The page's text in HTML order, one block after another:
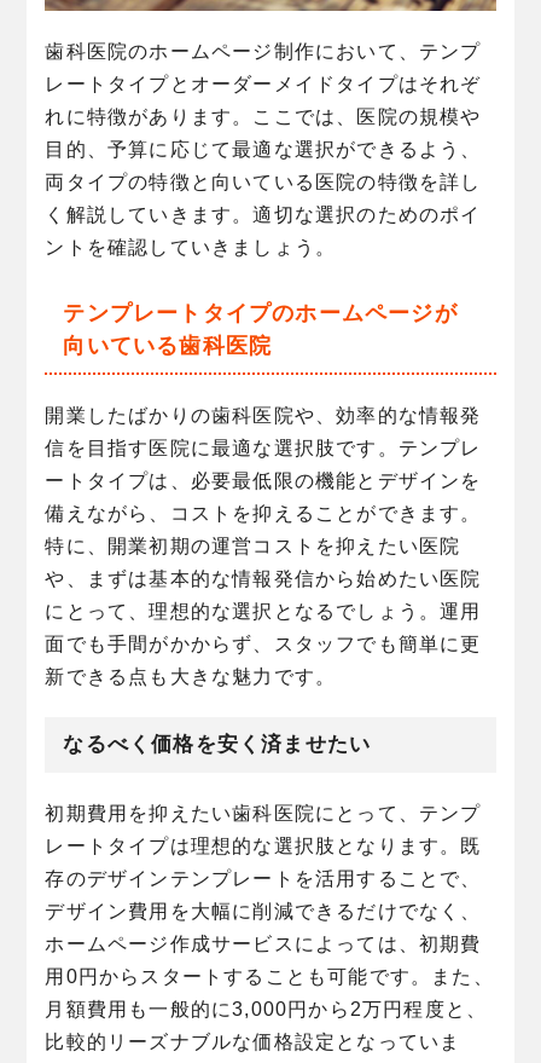
歯科医院のホームページ制作において、テンプ
レートタイプとオーダーメイドタイプはそれぞ
れに特徴があります。ここでは、医院の規模や
目的、予算に応じて最適な選択ができるよう、
両タイプの特徴と向いている医院の特徴を詳し
く解説していきます。適切な選択のためのポイ
ントを確認していきましょう。
テンプレートタイプのホームページが
向いている歯科医院
開業したばかりの歯科医院や、効率的な情報発
信を目指す医院に最適な選択肢です。テンプレ
ートタイプは、必要最低限の機能とデザインを
備えながら、コストを抑えることができます。
特に、開業初期の運営コストを抑えたい医院
や、まずは基本的な情報発信から始めたい医院
にとって、理想的な選択となるでしょう。運用
面でも手間がかからず、スタッフでも簡単に更
新できる点も大きな魅力です。
なるべく価格を安く済ませたい
初期費用を抑えたい歯科医院にとって、テンプ
レートタイプは理想的な選択肢となります。既
存のデザインテンプレートを活用することで、
デザイン費用を大幅に削減できるだけでなく、
ホームページ作成サービスによっては、初期費
用0円からスタートすることも可能です。また、
月額費用も一般的に3,000円から2万円程度と、
比較的リーズナブルな価格設定となっていま